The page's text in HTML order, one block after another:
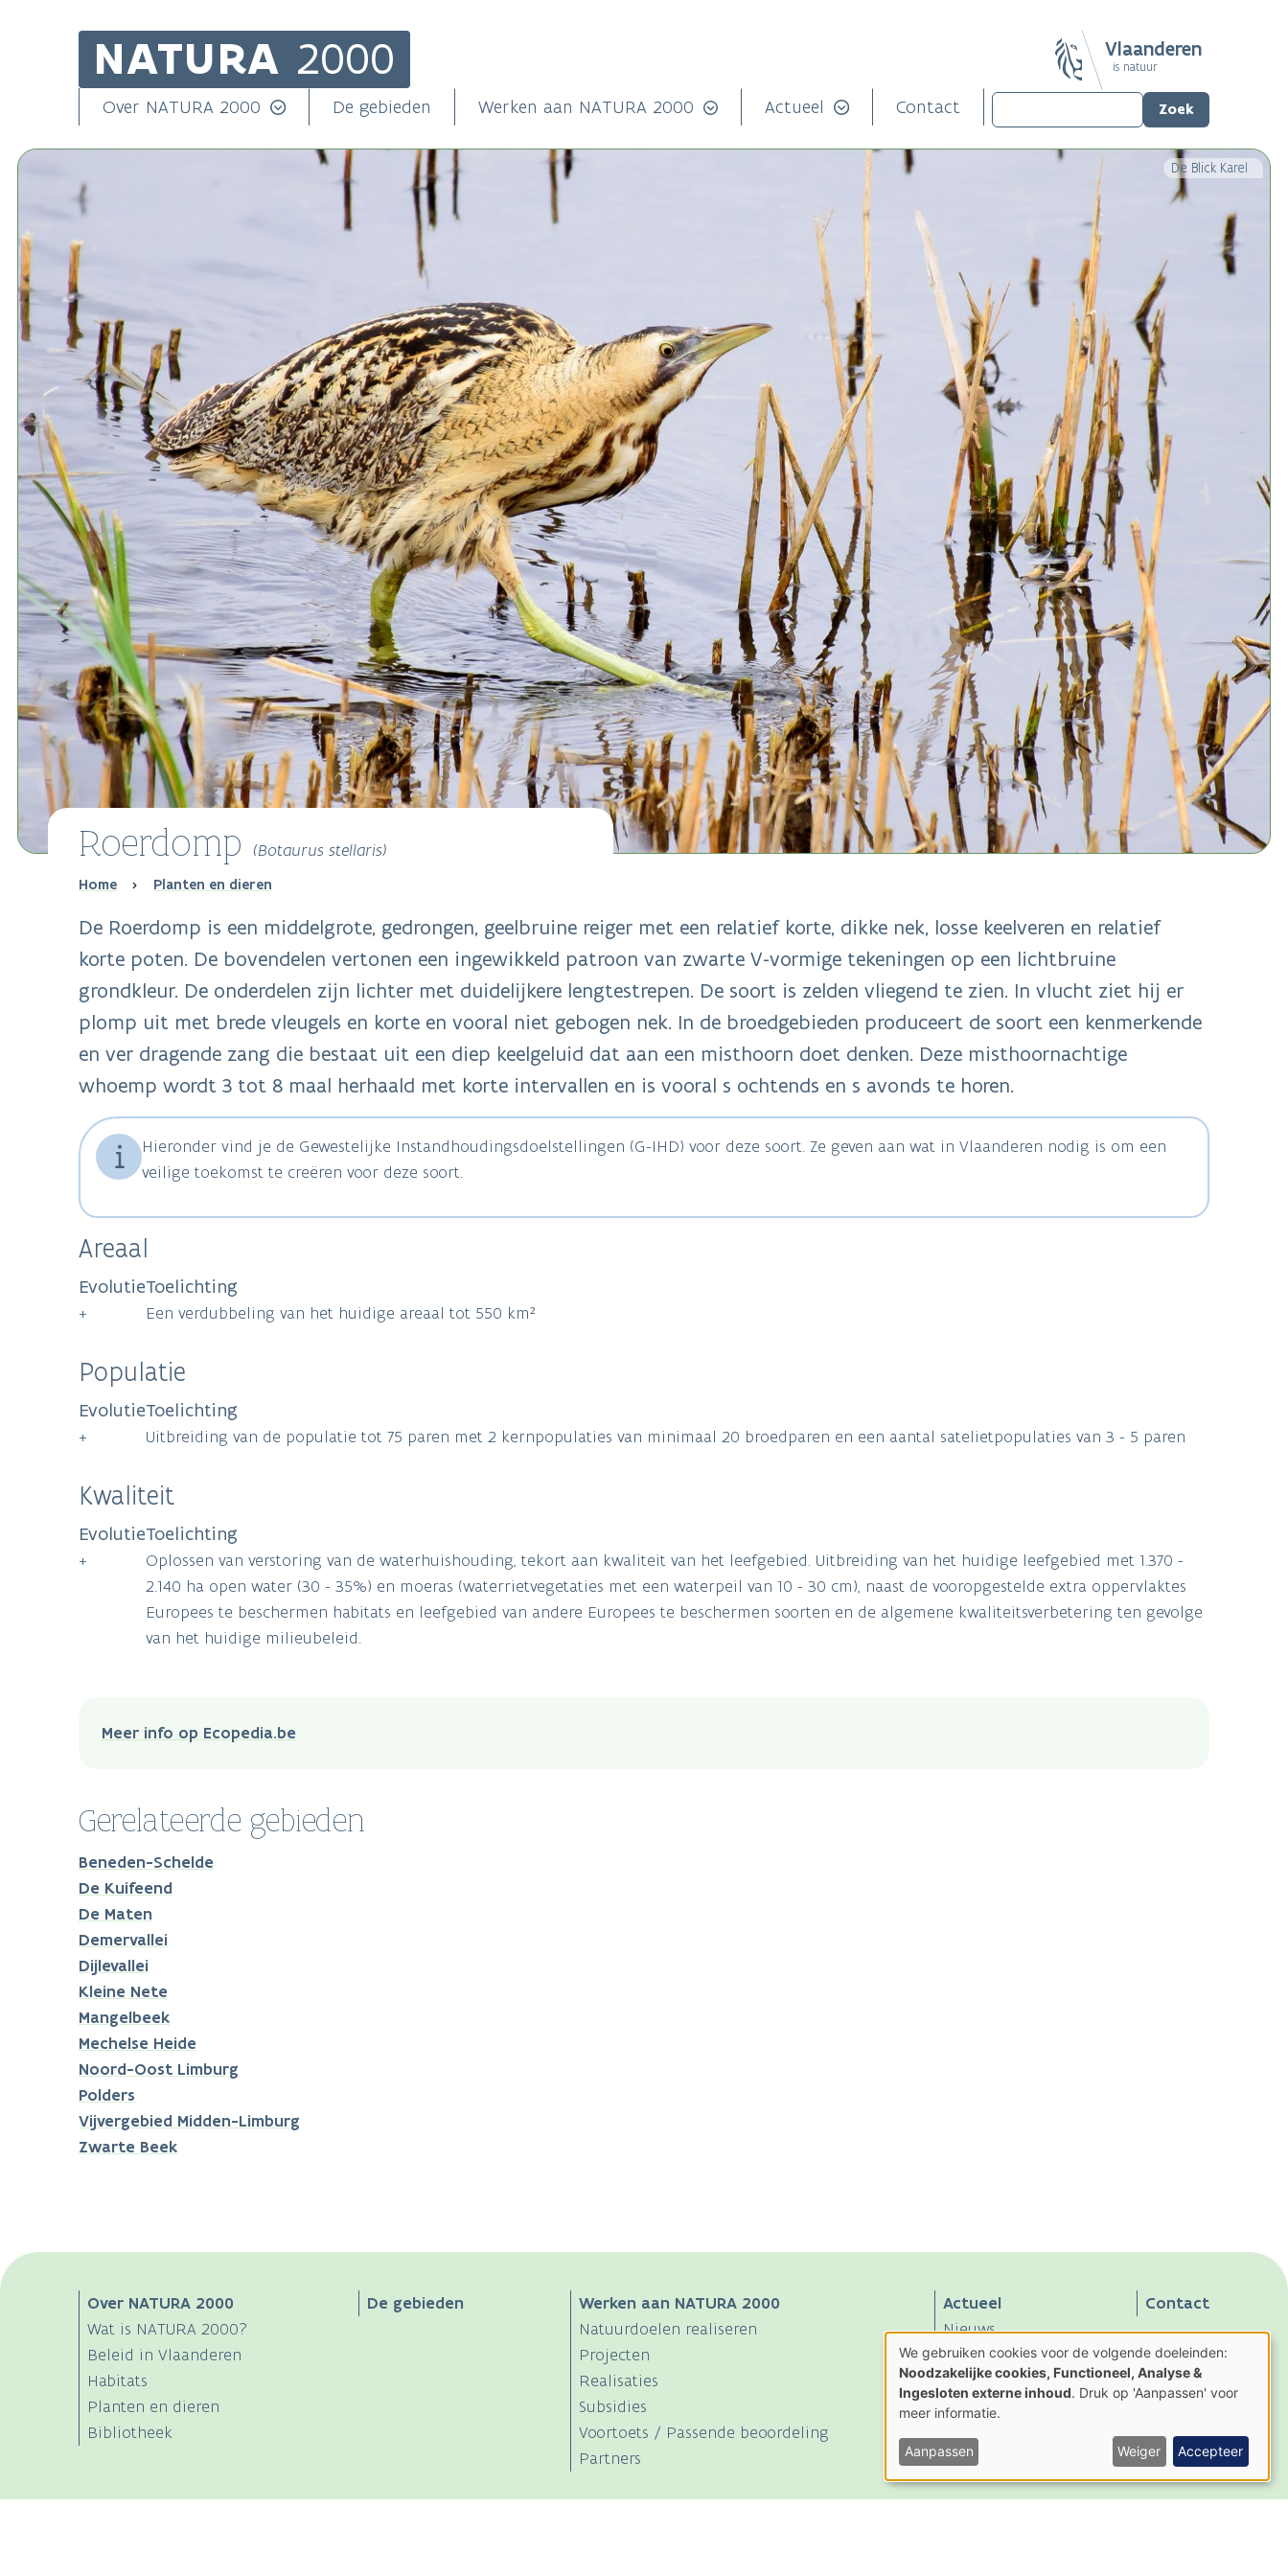
NATURA 2000 Vlaanderen
is natuur
Main
navigation
Over NATURA 2000 De gebieden Werken aan NATURA 2000 Actueel Contact
De Blick Karel
Roerdomp (Botaurus stellaris)
Breadcrumb
Home Planten en dieren
De Roerdomp is een middelgrote, gedrongen, geelbruine reiger met een relatief korte, dikke nek, losse keelveren en relatief
korte poten. De bovendelen vertonen een ingewikkeld patroon van zwarte V-vormige tekeningen op een lichtbruine
grondkleur. De onderdelen zijn lichter met duidelijkere lengtestrepen. De soort is zelden vliegend te zien. In vlucht ziet hij er
plomp uit met brede vleugels en korte en vooral niet gebogen nek. In de broedgebieden produceert de soort een kenmerkende
en ver dragende zang die bestaat uit een diep keelgeluid dat aan een misthoorn doet denken. Deze misthoornachtige
whoemp wordt 3 tot 8 maal herhaald met korte intervallen en is vooral s ochtends en s avonds te horen.
Hieronder vind je de Gewestelijke Instandhoudingsdoelstellingen (G-IHD) voor deze soort. Ze geven aan wat in Vlaanderen nodig is om een
veilige toekomst te creëren voor deze soort.
Areaal
Evolutie
+
Toelichting
Een verdubbeling van het huidige areaal tot 550 km²
Populatie
Evolutie
+
Toelichting
Uitbreiding van de populatie tot 75 paren met 2 kernpopulaties van minimaal 20 broedparen en een aantal satelietpopulaties van 3 - 5 paren
Kwaliteit
Evolutie
+
Toelichting
Oplossen van verstoring van de waterhuishouding, tekort aan kwaliteit van het leefgebied. Uitbreiding van het huidige leefgebied met 1.370 -
2.140 ha open water (30 - 35%) en moeras (waterrietvegetaties met een waterpeil van 10 - 30 cm), naast de vooropgestelde extra oppervlaktes
Europees te beschermen habitats en leefgebied van andere Europees te beschermen soorten en de algemene kwaliteitsverbetering ten gevolge
van het huidige milieubeleid.
Meer info op Ecopedia.be
Gerelateerde gebieden
Beneden-Schelde
De Kuifeend
De Maten
Demervallei
Dijlevallei
Kleine Nete
Mangelbeek
Mechelse Heide
Noord-Oost Limburg
Polders
Vijvergebied Midden-Limburg
Zwarte Beek
Main
navigation
Over NATURA 2000
Wat is NATURA 2000?
Beleid in Vlaanderen
Habitats
Planten en dieren
Bibliotheek
De gebieden
Werken aan NATURA 2000
Natuurdoelen realiseren
Projecten
Realisaties
Subsidies
Voortoets / Passende beoordeling
Partners
Actueel
Nieuws
Activiteiten
Nieuwsbrief
Contact
Gebruik
van
persoonsgegevens
en
We gebruiken cookies voor de volgende doeleinden:
Noodzakelijke cookies, Functioneel, Analyse &
Ingesloten externe inhoud. Druk op 'Aanpassen' voor
meer informatie.
Aanpassen Weiger Accepteer